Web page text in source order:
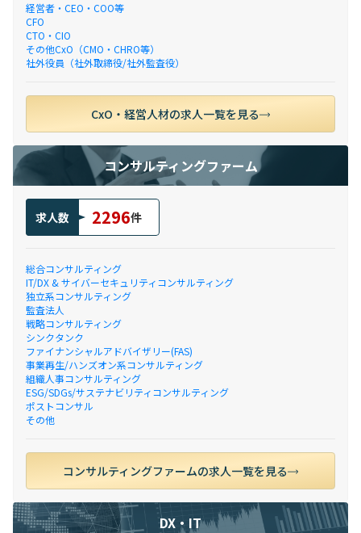
経営者・CEO・COO等
CFO
CTO・CIO
その他CxO（CMO・CHRO等）
社外役員（社外取締役/社外監査役）
CxO・経営人材の求人一覧を見る
コンサルティングファーム
求人数 2296件
総合コンサルティング
IT/DX & サイバーセキュリティコンサルティング
独立系コンサルティング
監査法人
戦略コンサルティング
シンクタンク
ファイナンシャルアドバイザリー(FAS)
事業再生/ハンズオン系コンサルティング
組織人事コンサルティング
ESG/SDGs/サステナビリティコンサルティング
ポストコンサル
その他
コンサルティングファームの求人一覧を見る
DX・IT